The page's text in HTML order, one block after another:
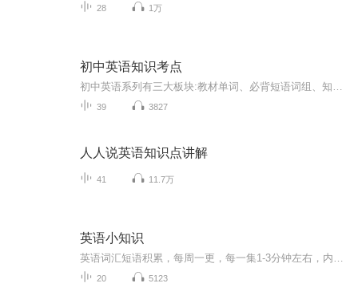
28 1万
初中英语知识考点
39 3827
人人说英语知识点讲解
41 11.7万
英语小知识
20 5123